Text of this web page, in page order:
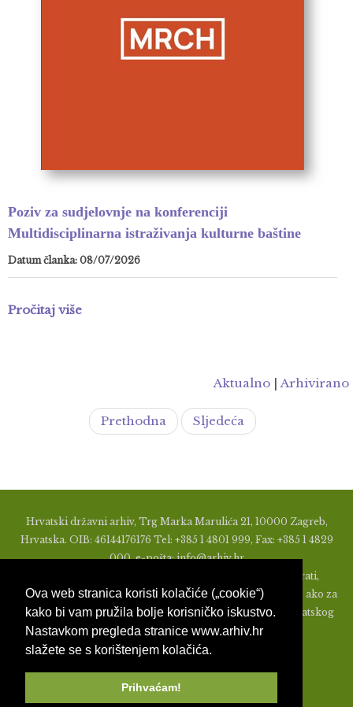
Ova web stranica koristi kolačiće („cookie“)
kako bi vam pružila bolje korisničko iskustvo.
Nastavkom pregleda stranice www.arhiv.hr
slažete se s korištenjem kolačića.
Prihvaćam!
Poziv za sudjelovnje na konferenciji
Multidisciplinarna istraživanja kulturne baštine
Datum članka: 08/07/2026
Pročitaj više
Aktualno |Arhivirano
Prethodna Sljedeća
Hrvatski državni arhiv, Trg Marka Marulića 21, 10000 Zagreb,
Hrvatska. OIB: 46144176176 Tel: +385 1 4801 999, Fax: +385 1 4829
000, e-pošta: info@arhiv.hr
Zabranjeno je u bilo kojem obliku objavljivati, distribuirati,
mijenjati ili na ikoji način koristiti materijale s ovih stranica, ako za
to nije prethodno izdato pismeno odobrenje od strane Hrvatskog
državnog arhiva.